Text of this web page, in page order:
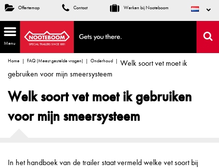
Offertemap Contact Werken bij Nooteboom
Menu
Home FAQ (Meest gestelde vragen) Onderhoud
Welk soort vet moet ik
gebruiken voor mijn smeersysteem
Welk soort vet moet ik gebruiken
voor mijn smeersysteem
In het handboek van de trailer staat vermeld welke vet soort bij